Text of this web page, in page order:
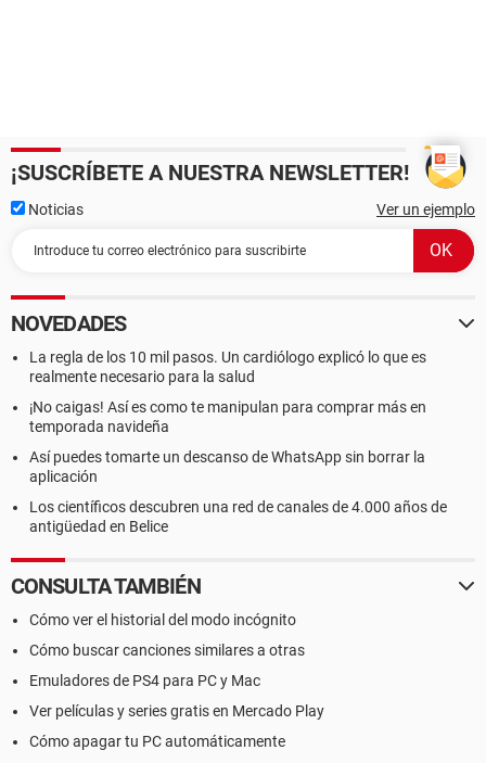
¡SUSCRÍBETE A NUESTRA NEWSLETTER!
Noticias Ver un ejemplo
NOVEDADES
La regla de los 10 mil pasos. Un cardiólogo explicó lo que es
realmente necesario para la salud
¡No caigas! Así es como te manipulan para comprar más en
temporada navideña
Así puedes tomarte un descanso de WhatsApp sin borrar la
aplicación
Los científicos descubren una red de canales de 4.000 años de
antigüedad en Belice
CONSULTA TAMBIÉN
Cómo ver el historial del modo incógnito
Cómo buscar canciones similares a otras
Emuladores de PS4 para PC y Mac
Ver películas y series gratis en Mercado Play
Cómo apagar tu PC automáticamente